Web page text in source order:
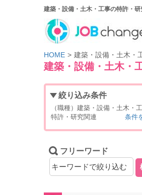
建築・設備・土木・工事の特許・
HOME 建築・設備・土木・
建築・設備・土木・
絞り込み条件
（職種）建築・設備・土木・
特許・研究関連
条件
フリーワード